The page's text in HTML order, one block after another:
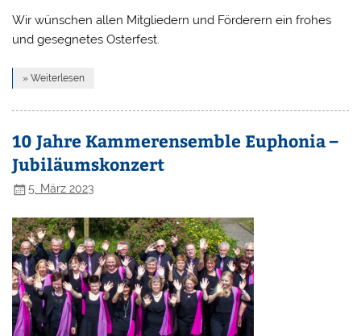
Wir wünschen allen Mitgliedern und Förderern ein frohes
und gesegnetes Osterfest.
» Weiterlesen
10 Jahre Kammerensemble Euphonia –
Jubiläumskonzert
5. März 2023